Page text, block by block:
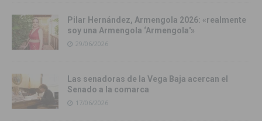
Pilar Hernández, Armengola 2026: «realmente
soy una Armengola ‘Armengola'»
29/06/2026
Las senadoras de la Vega Baja acercan el
Senado a la comarca
17/06/2026